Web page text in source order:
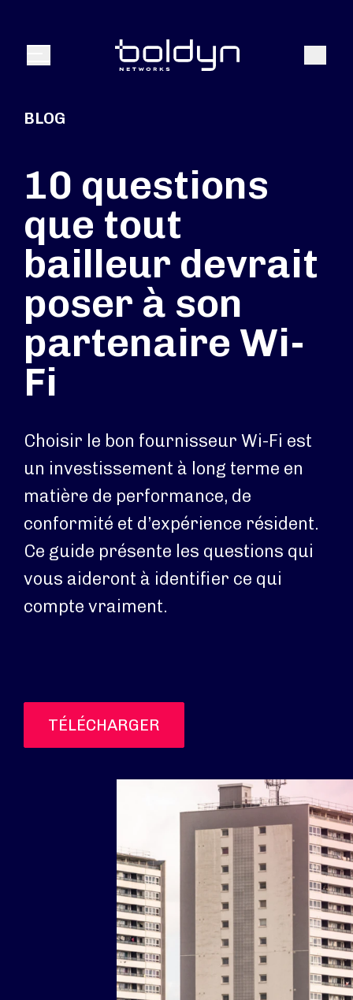
Menu
BLOG
10 questions
que tout
bailleur devrait
poser à son
partenaire Wi-
Fi
Choisir le bon fournisseur Wi-Fi est
un investissement à long terme en
matière de performance, de
conformité et d’expérience résident.
Ce guide présente les questions qui
vous aideront à identifier ce qui
compte vraiment.
TÉLÉCHARGER